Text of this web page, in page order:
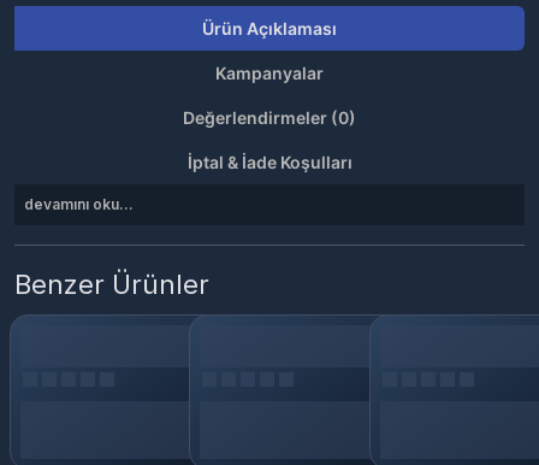
Ürün Açıklaması
Kampanyalar
Değerlendirmeler (0)
İptal & İade Koşulları
devamını oku...
Benzer Ürünler